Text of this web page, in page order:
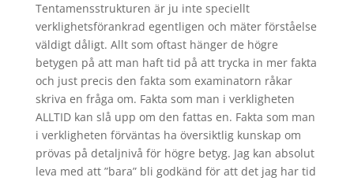
Tentamensstrukturen är ju inte speciellt
verklighetsförankrad egentligen och mäter förståelse
väldigt dåligt. Allt som oftast hänger de högre
betygen på att man haft tid på att trycka in mer fakta
och just precis den fakta som examinatorn råkar
skriva en fråga om. Fakta som man i verkligheten
ALLTID kan slå upp om den fattas en. Fakta som man
i verkligheten förväntas ha översiktlig kunskap om
prövas på detaljnivå för högre betyg. Jag kan absolut
leva med att ”bara” bli godkänd för att det jag har tid